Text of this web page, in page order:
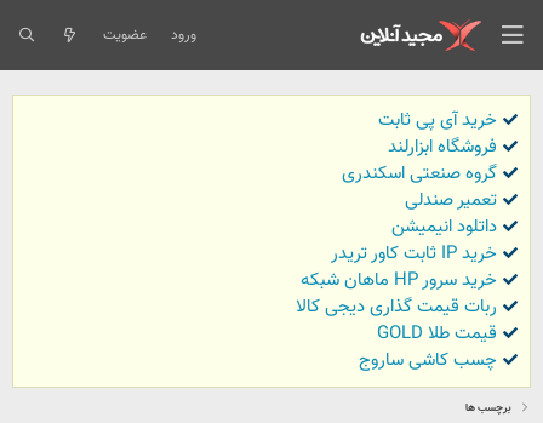
ورود عضویت
خرید آی پی ثابت
فروشگاه ابزارلند
گروه صنعتی اسکندری
تعمیر صندلی
داتلود انیمیشن
خرید IP ثابت کاور تریدر
خرید سرور HP ماهان شبکه
ربات قیمت گذاری دیجی کالا
قیمت طلا GOLD
چسب کاشی ساروج
برچسب ها